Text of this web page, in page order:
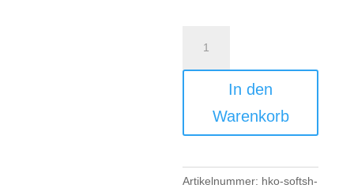
Odin
TK
In den
Warenkorb
Artikelnummer: hko-softsh-